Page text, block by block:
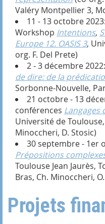
Valéry Montpellier 3,
11 - 13 octobre 2023:
Workshop Intentions,
Europe 12. OASIS 3,
org. F. Del Prete)
2 - 3 décembre
de dire: de la
Sorbonne-Nouvelle,
21 octobre - 13
conférences Langages
Université de
Minoccheri, D. Stosic)
30 septembre - 1er
Prépositions
Toulouse Jean Jaurès,
Bras, Ch. Minoccheri,
Projets